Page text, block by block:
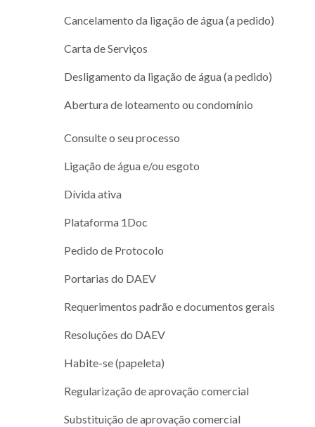
Cancelamento da ligação de água (a pedido)
Carta de Serviços
Desligamento da ligação de água (a pedido)
Abertura de loteamento ou condomínio
Consulte o seu processo
Ligação de água e/ou esgoto
Dívida ativa
Plataforma 1Doc
Pedido de Protocolo
Portarias do DAEV
Requerimentos padrão e documentos gerais
Resoluções do DAEV
Habite-se (papeleta)
Regularização de aprovação comercial
Substituição de aprovação comercial